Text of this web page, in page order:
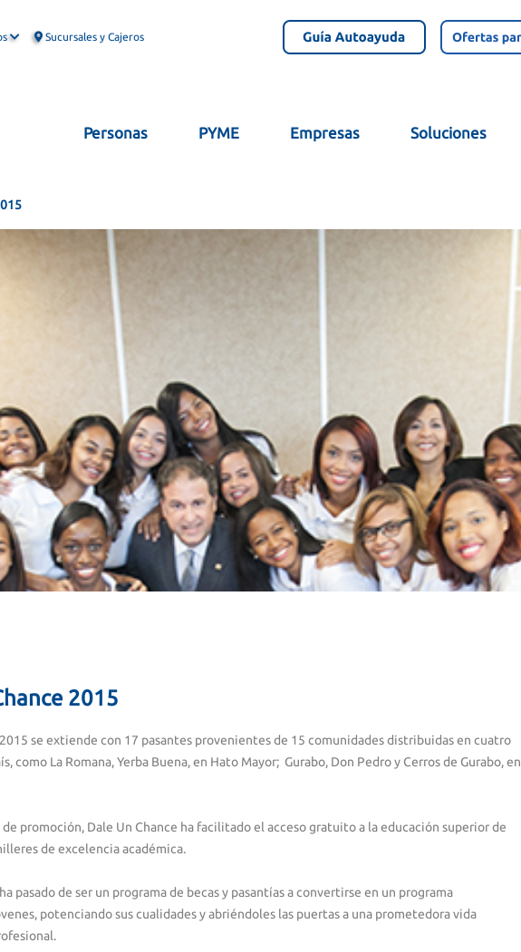
Sucursales y Cajeros
Personas PYME Empresas Soluciones
2015
se extiende con 17 pasantes provenientes de 15 comunidades distribuidas en cuatro
como La Romana, Yerba Buena, en Hato Mayor; Gurabo, Don Pedro y Cerros de Gurabo, en
de promoción, Dale Un Chance ha facilitado el acceso gratuito a la educación superior de
de excelencia académica.
pasado de ser un programa de becas y pasantías a convertirse en un programa
potenciando sus cualidades y abriéndoles las puertas a una prometedora vida